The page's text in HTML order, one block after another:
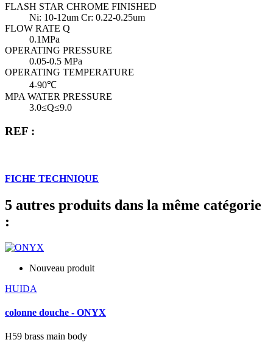
FLASH STAR CHROME FINISHED
Ni: 10-12um Cr: 0.22-0.25um
FLOW RATE Q
0.1MPa
OPERATING PRESSURE
0.05-0.5 MPa
OPERATING TEMPERATURE
4-90℃
MPA WATER PRESSURE
3.0≤Q≤9.0
REF :
FICHE TECHNIQUE
5 autres produits dans la même catégorie
:
Nouveau produit
HUIDA
colonne douche - ONYX
H59 brass main body